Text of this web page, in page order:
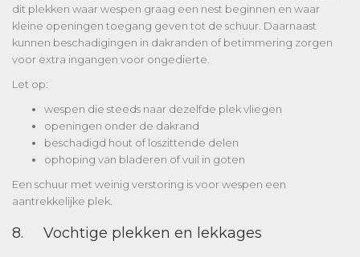
dit plekken waar wespen graag een nest beginnen en waar
kleine openingen toegang geven tot de schuur. Daarnaast
kunnen beschadigingen in dakranden of betimmering zorgen
voor extra ingangen voor ongedierte.
Let op:
wespen die steeds naar dezelfde plek vliegen
openingen onder de dakrand
beschadigd hout of loszittende delen
ophoping van bladeren of vuil in goten
Een schuur met weinig verstoring is voor wespen een
aantrekkelijke plek.
8. Vochtige plekken en lekkages